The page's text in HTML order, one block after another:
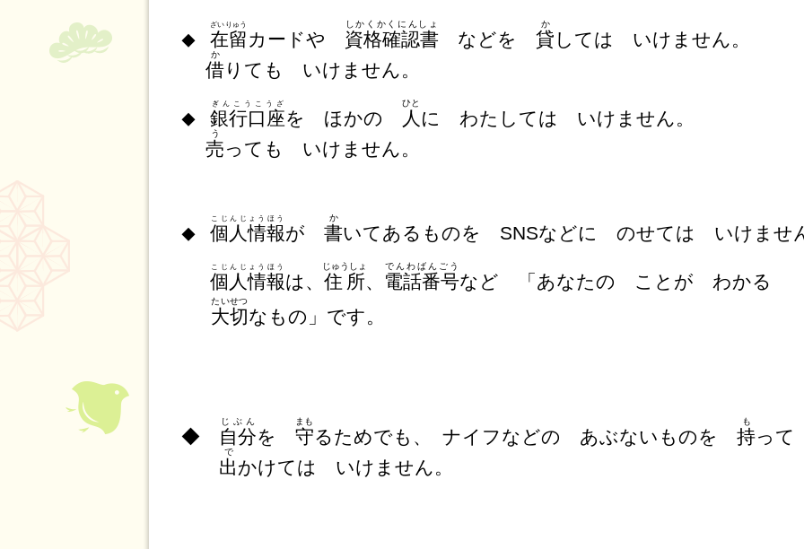
◆ 在留
ざいりゅう
カードや 資格確認書
しかくかくにんしょ
などを 貸
か
しては いけません。
借
か
りても いけません。
◆ 銀行口座
ぎんこうこうざ
を ほかの 人
ひと
に わたしては いけません。
売
う
っても いけません。
◆ 個人情報
こじんじょうほう
が 書
か
いてあるものを SNSなどに のせては いけませ
個人情報
こじんじょうほう
は、 住所
じゅうしょ
、 電話番号
でんわばんごう
など 「あなたの ことが わかる
大切
たいせつ
なもの」です。
◆ 自分
じぶん
を 守
まも
るためでも、 ナイフなどの あぶないものを 持
も
っ
出
で
かけては いけません。